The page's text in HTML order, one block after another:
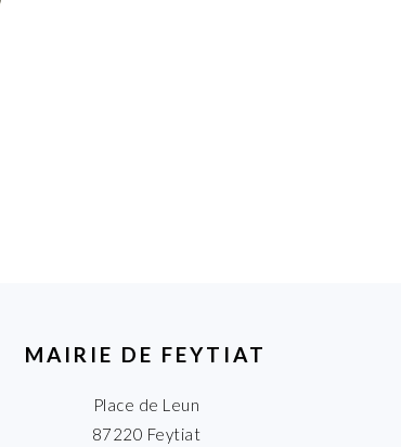
MAIRIE DE FEYTIAT
Place de Leun
87220 Feytiat